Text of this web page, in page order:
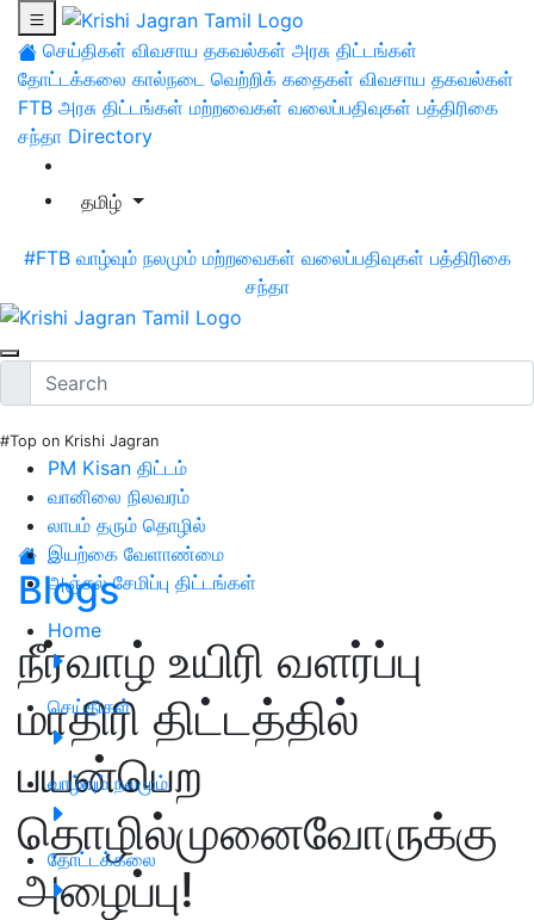
செய்திகள் விவசாய தகவல்கள் அரசு திட்டங்கள்
தோட்டக்கலை கால்நடை வெற்றிக் கதைகள் விவசாய தகவல்கள்
FTB அரசு திட்டங்கள் மற்றவைகள் வலைப்பதிவுகள் பத்திரிகை
சந்தா Directory
தமிழ்
#FTB வாழ்வும் நலமும் மற்றவைகள் வலைப்பதிவுகள் பத்திரிகை
சந்தா
#Top on Krishi Jagran
PM Kisan திட்டம்
வானிலை நிலவரம்
லாபம் தரும் தொழில்
இயற்கை வேளாண்மை
அஞ்சல் சேமிப்பு திட்டங்கள்
Home
செய்திகள்
வாழ்வும் நலமும்
தோட்டக்கலை
Blogs
நீர்வாழ் உயிரி வளர்ப்பு
மாதிரி திட்டத்தில்
பயன்பெற
தொழில்முனைவோருக்கு
அழைப்பு!